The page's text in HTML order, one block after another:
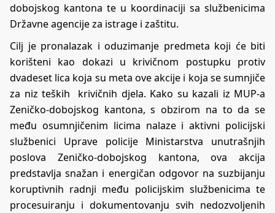
dobojskog kantona te u koordinaciji sa službenicima
Državne agencije za istrage i zaštitu.
Cilj je pronalazak i oduzimanje predmeta koji će biti
korišteni kao dokazi u krivičnom postupku protiv
dvadeset lica koja su meta ove akcije i koja se sumnjiče
za niz teških krivičnih djela. Kako su kazali iz MUP-a
Zeničko-dobojskog kantona, s obzirom na to da se
među osumnjičenim licima nalaze i aktivni policijski
službenici Uprave policije Ministarstva unutrašnjih
poslova Zeničko-dobojskog kantona, ova akcija
predstavlja snažan i energičan odgovor na suzbijanju
koruptivnih radnji među policijskim službenicima te
procesuiranju i dokumentovanju svih nedozvoljenih